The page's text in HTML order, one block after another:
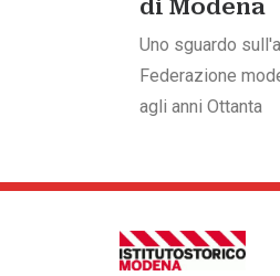
di Modena
Uno sguardo
Federazione
agli anni Ottanta